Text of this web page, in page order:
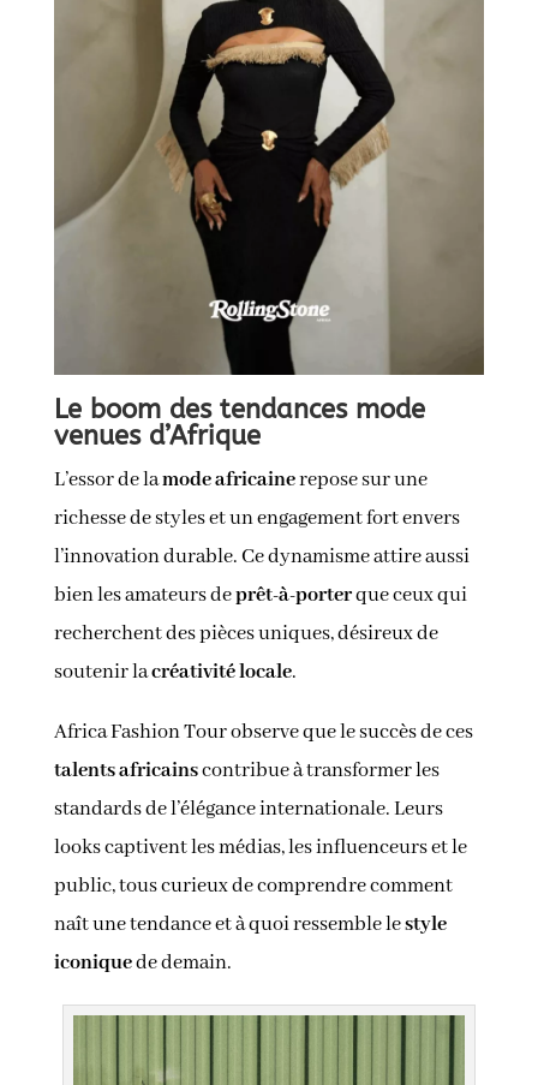
Le boom des tendances mode
venues d’Afrique
L’essor de lamode africainerepose sur une
richesse de styles et un engagement fort envers
l’innovation durable. Ce dynamisme attire aussi
bien les amateurs deprêt-à-porterque ceux qui
recherchent des pièces uniques, désireux de
soutenir lacréativité locale.
Africa Fashion Tour observe que le succès de ces
talents africainscontribue à transformer les
standards de l’élégance internationale. Leurs
looks captivent les médias, les influenceurs et le
public, tous curieux de comprendre comment
naît une tendance et à quoi ressemble lestyle
iconiquede demain.